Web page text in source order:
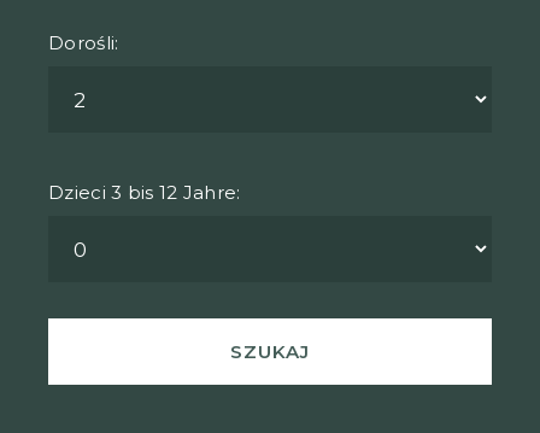
Dorośli:
Dzieci 3 bis 12 Jahre: